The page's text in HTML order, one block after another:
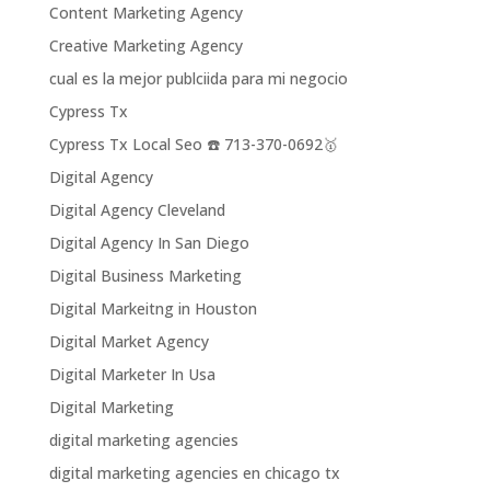
Content Marketing Agency
Creative Marketing Agency
cual es la mejor publciida para mi negocio
Cypress Tx
Cypress Tx Local Seo ☎️ 713-370-0692🥇
Digital Agency
Digital Agency Cleveland
Digital Agency In San Diego
Digital Business Marketing
Digital Markeitng in Houston
Digital Market Agency
Digital Marketer In Usa
Digital Marketing
digital marketing agencies
digital marketing agencies en chicago tx